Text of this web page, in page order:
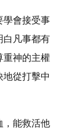
學會接受事
白凡事都有
重神的主權
從打擊中
，能救活他